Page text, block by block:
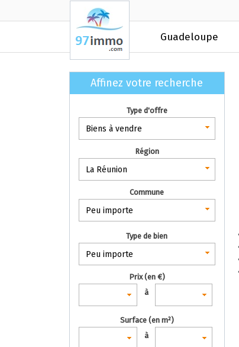
Guadeloupe
Affinez votre recherche
Type d'offre
Biens à vendre
Région
La Réunion
Commune
Peu importe
Type de bien
Peu importe
Prix (en €)
à
Surface (en m²)
à